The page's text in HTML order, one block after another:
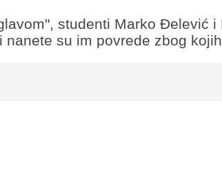
studenti Marko Đelević
su im povrede zbog